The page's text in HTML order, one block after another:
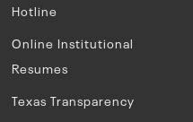
Hotline
Online Institutional
Resumes
Texas Transparency